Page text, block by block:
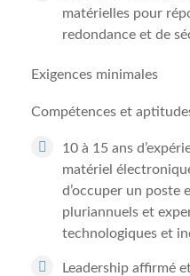
matérielles pour
redondance et de
Exigences minimales
Compétences et
10 à 15 ans
matériel
d’occuper un poste
pluriannuels et
technologiques et
Leadership affirmé